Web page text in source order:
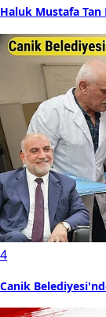
Haluk Mustafa
4
Canik